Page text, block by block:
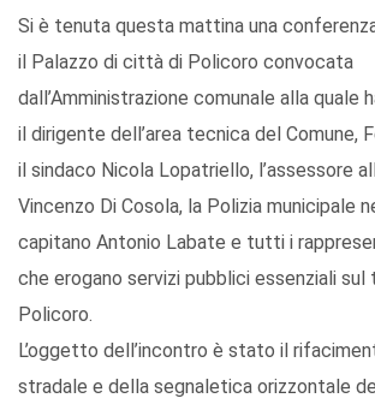
Si è tenuta questa mattina una
il Palazzo di città di Policoro convocata
dall’Amministrazione comunale alla quale
il dirigente dell’area tecnica del Comune,
il sindaco Nicola Lopatriello, l’assessore
Vincenzo Di Cosola, la Polizia municipale
capitano Antonio Labate e tutti i
che erogano servizi pubblici essenziali
Policoro.
L’oggetto dell’incontro è stato il
stradale e della segnaletica orizzontale